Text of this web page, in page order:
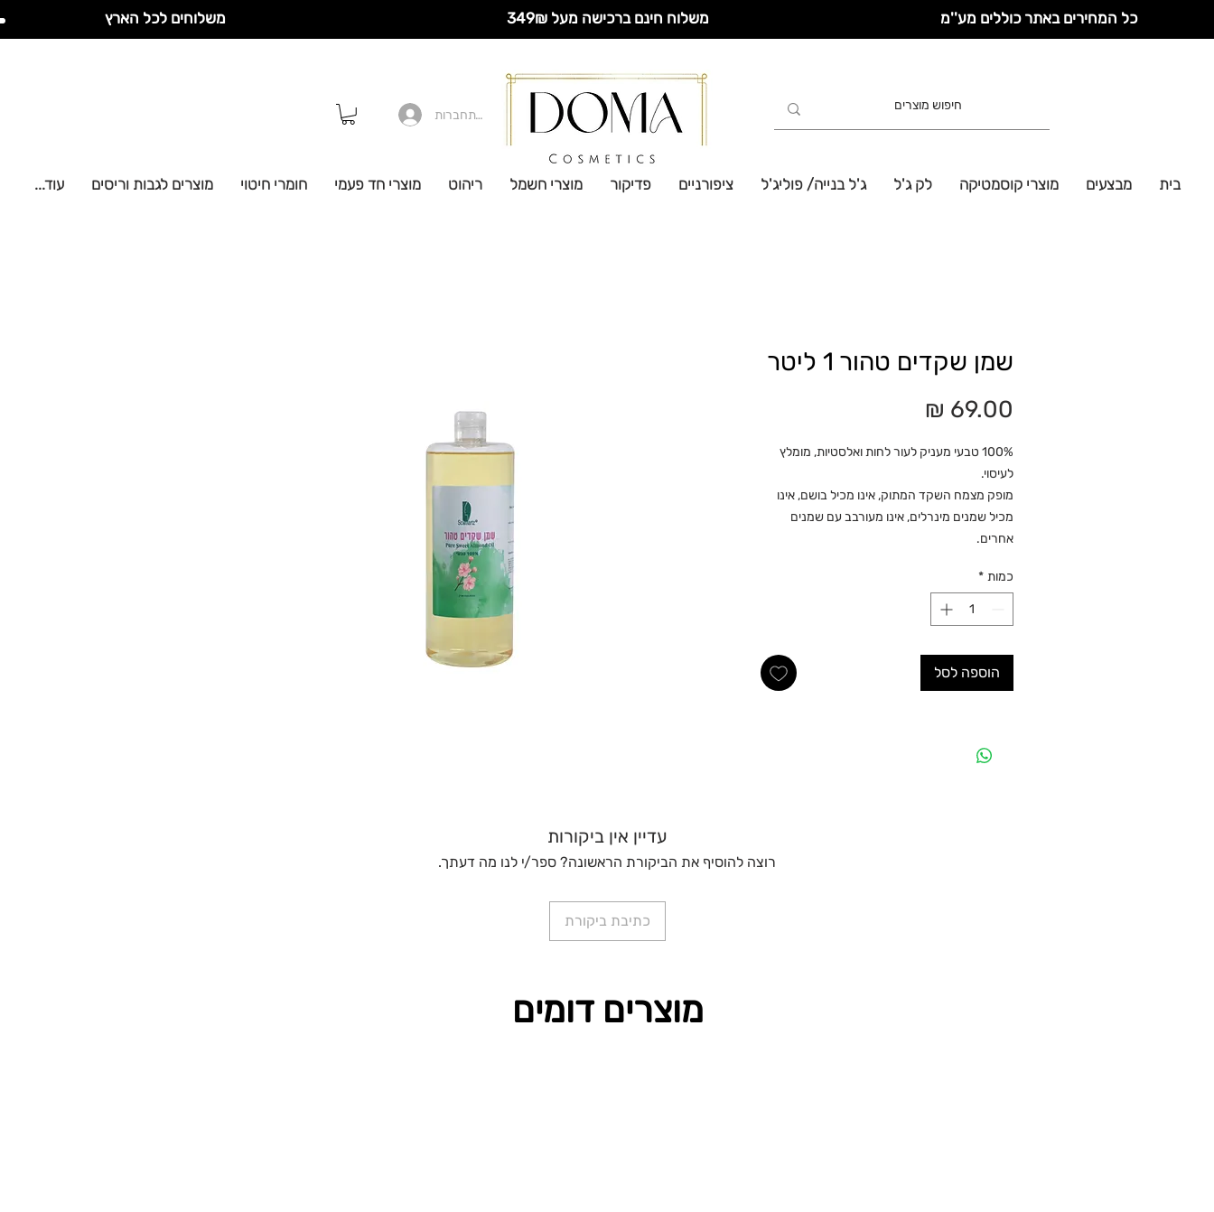
משלוחים לכל הארץ משלוח חינם ברכישה מעל 349₪ כל המחירים באתר כוללים מע''מ
להתחברות
בית מבצעים מוצרי קוסמטיקה לק ג'ל ג'ל בנייה/ פוליג'ל ציפורניים פדיקור מוצרי חשמל ריהוט מוצרי חד פעמי חומרי חיטוי מוצרים לגבות וריסים עוד...
שמן שקדים טהור 1 ליטר
100% טבעי מעניק לעור לחות ואלסטיות, מומלץ
לעיסוי.
מופק מצמח השקד המתוק, אינו מכיל בושם, אינו
מכיל שמנים מינרלים, אינו מעורבב עם שמנים
אחרים.
כמות *
הוספה לסל
עדיין אין ביקורות
רוצה להוסיף את הביקורת הראשונה? ספר/י לנו מה דעתך.
כתיבת ביקורת
מוצרים דומים